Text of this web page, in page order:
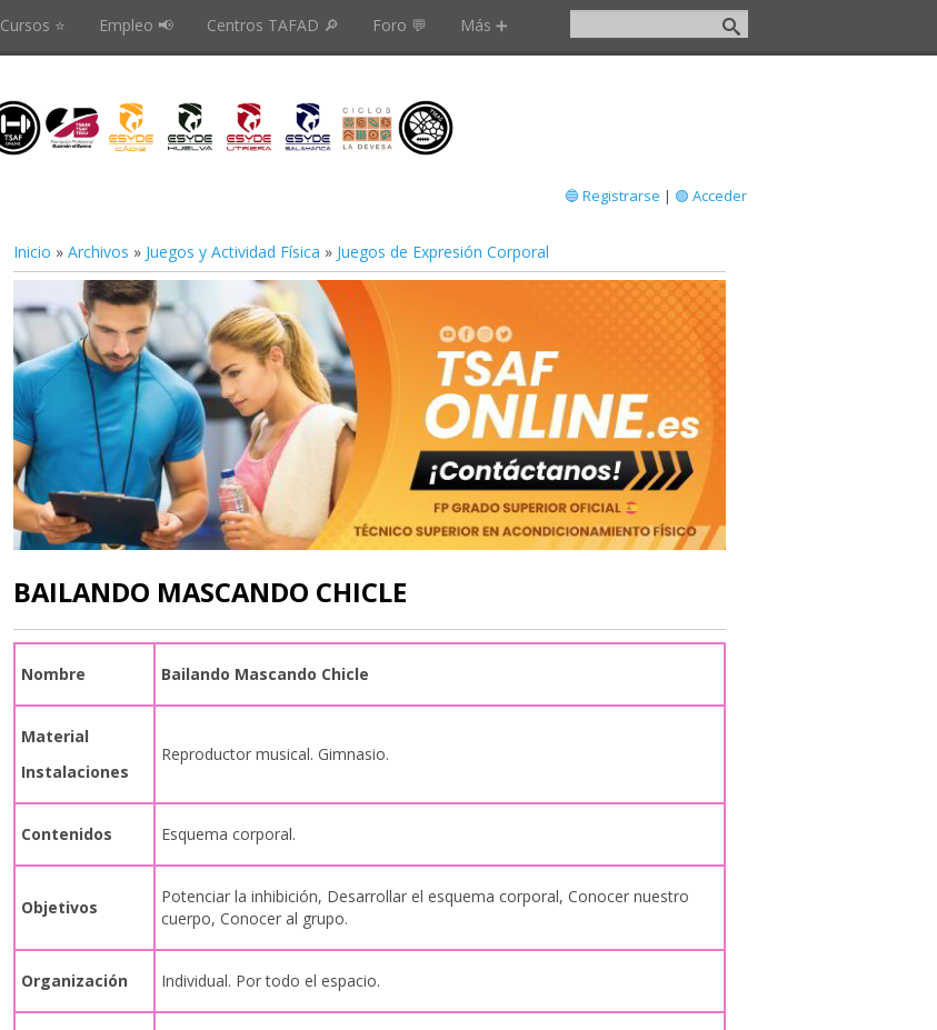
Cursos ⭐️ Empleo 📢 Centros TAFAD 🔎 Foro 💬 Más ➕
🔵 Registrarse | 🟢 Acceder
Inicio » Archivos » Juegos y Actividad Física » Juegos de Expresión Corporal
BAILANDO MASCANDO CHICLE
Nombre Bailando Mascando Chicle
Material
Instalaciones
Reproductor musical. Gimnasio.
Contenidos Esquema corporal.
Objetivos
Potenciar la inhibición, Desarrollar el esquema corporal, Conocer nuestro
cuerpo, Conocer al grupo.
Organización Individual. Por todo el espacio.